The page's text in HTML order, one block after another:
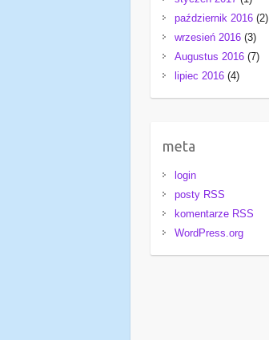
październik 2016 (2)
wrzesień 2016 (3)
Augustus 2016 (7)
lipiec 2016 (4)
meta
login
posty RSS
komentarze RSS
WordPress.org